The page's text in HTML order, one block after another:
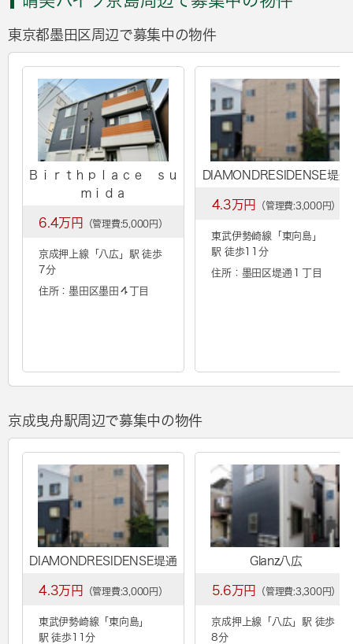
東京都墨田区周辺で募集中の物件
Ｂｉｒｔｈｐｌａｃｅ ｓｕ
ｍｉｄａ
6.4万円 （管理費:5,000円）
京成押上線「 八広」駅 徒歩
7分
住所：墨田区墨田４丁目
DIAMONDRESIDENSE堤通
4.3万円 （管理費:3,000円）
東武伊勢崎線「 東向島 」
駅 徒歩11分
住所：墨田区堤通１丁目
京成曳舟駅周辺で募集中の物件
DIAMONDRESIDENSE堤通
4.3万円 （管理費:3,000円）
東武伊勢崎線「東向島 」
駅 徒歩11分
Glanz八広
5.6万円 （管理費:3,300円）
京成押上線「 八広」駅 徒歩
8分